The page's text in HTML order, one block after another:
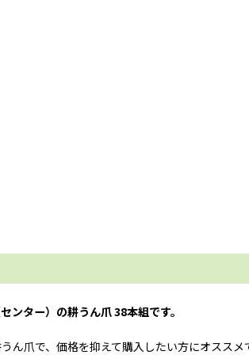
センター）の耕うん爪 38本組です。
ん爪で、価格を抑えて購入したい方にオススメ